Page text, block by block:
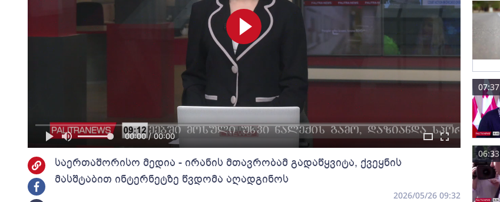
00:00 / 00:00
საერთაშორისო მედია - ირანის მთავრობამ გადაწყვიტა, ქვეყნის
მასშტაბით ინტერნეტზე წვდომა აღადგინოს
2026/05/26 09:32
07:37
06:33